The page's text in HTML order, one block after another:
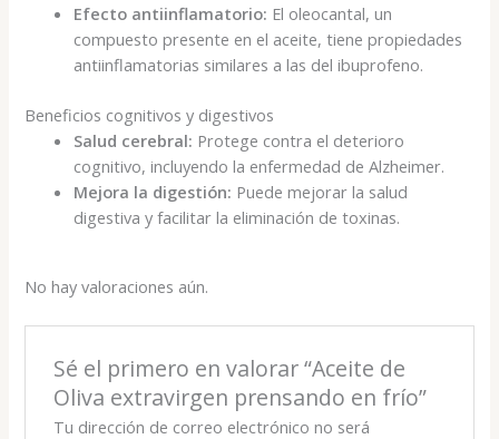
Efecto antiinflamatorio: El oleocantal, un
compuesto presente en el aceite, tiene propiedades
antiinflamatorias similares a las del ibuprofeno.
Beneficios cognitivos y digestivos
Salud cerebral: Protege contra el deterioro
cognitivo, incluyendo la enfermedad de Alzheimer.
Mejora la digestión: Puede mejorar la salud
digestiva y facilitar la eliminación de toxinas.
No hay valoraciones aún.
Sé el primero en valorar “Aceite de
Oliva extravirgen prensando en frío”
Tu dirección de correo electrónico no será